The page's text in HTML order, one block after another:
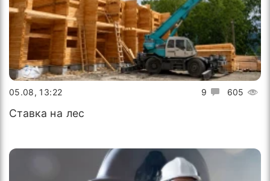
9 605
05.08, 13:22
Ставка на лес